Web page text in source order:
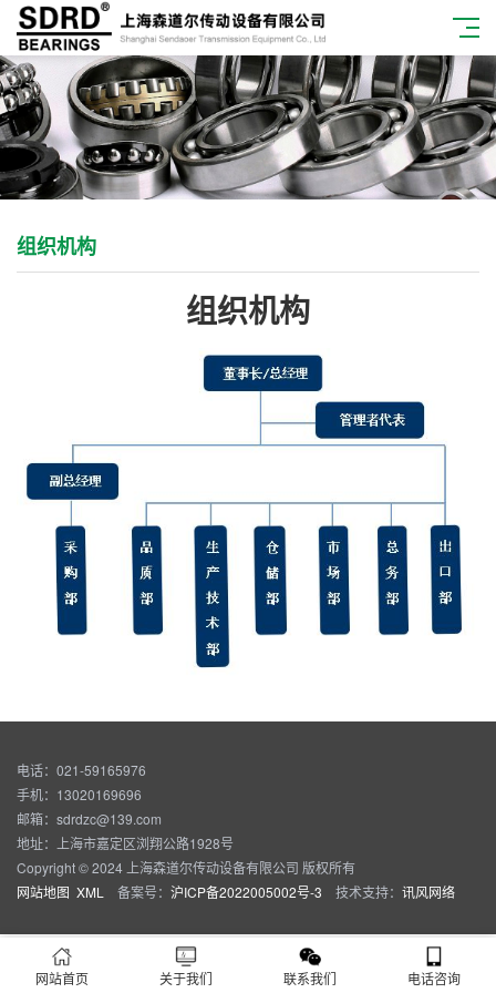
组织机构
组织机构
电话：021-59165976
手机：13020169696
邮箱：sdrdzc@139.com
地址：上海市嘉定区浏翔公路1928号
Copyright © 2024 上海森道尔传动设备有限公司 版权所有
网站地图 XML 备案号： 沪ICP备2022005002号-3 技术支持： 讯风网络
网站首页 关于我们 联系我们 电话咨询